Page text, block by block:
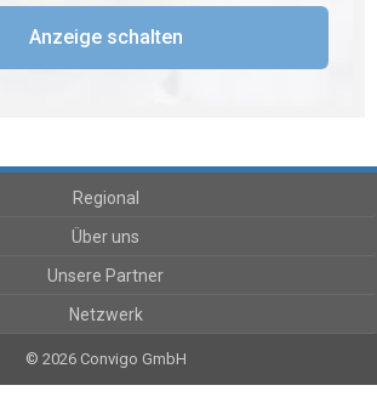
Anzeige schalten
Regional
Über uns
Unsere Partner
Netzwerk
© 2026 Convigo GmbH